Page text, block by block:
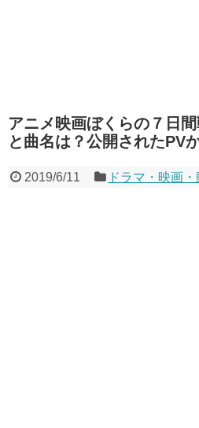
アニメ映画ぼくらの７日
と曲名は？公開されたPV
2019/6/11 ドラマ・映画